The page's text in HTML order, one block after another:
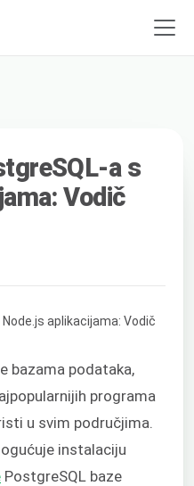
a s
Vodič
bazama podataka,
programa
u svim područjima.
instalaciju
PostgreSQL baze